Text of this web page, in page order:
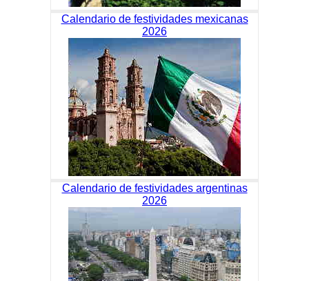
Calendario de festividades mexicanas
2026
Calendario de festividades argentinas
2026